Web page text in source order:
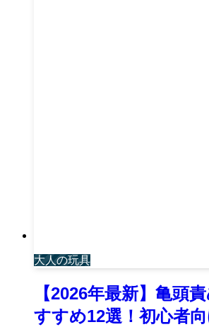
大人の玩具
【2026年最新】亀頭
すすめ12選！初心者